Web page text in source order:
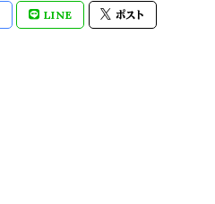
LINE ポスト